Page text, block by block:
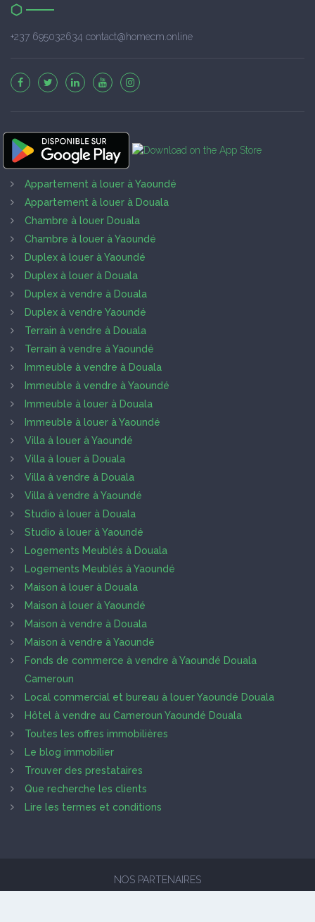
+237 695032634 contact@homecm.online
Appartement à louer à Yaoundé
Appartement à louer à Douala
Chambre à louer Douala
Chambre à louer à Yaoundé
Duplex à louer à Yaoundé
Duplex à louer à Douala
Duplex à vendre à Douala
Duplex à vendre Yaoundé
Terrain à vendre à Douala
Terrain à vendre à Yaoundé
Immeuble à vendre à Douala
Immeuble à vendre à Yaoundé
Immeuble à louer à Douala
Immeuble à louer à Yaoundé
Villa à louer à Yaoundé
Villa à louer à Douala
Villa à vendre à Douala
Villa à vendre à Yaoundé
Studio à louer à Douala
Studio à louer à Yaoundé
Logements Meublés à Douala
Logements Meublés à Yaoundé
Maison à louer à Douala
Maison à louer à Yaoundé
Maison à vendre à Douala
Maison à vendre à Yaoundé
Fonds de commerce à vendre à Yaoundé Douala
Cameroun
Local commercial et bureau à louer Yaoundé Douala
Hôtel à vendre au Cameroun Yaoundé Douala
Toutes les offres immobilières
Le blog immobilier
Trouver des prestataires
Que recherche les clients
Lire les termes et conditions
NOS PARTENAIRES